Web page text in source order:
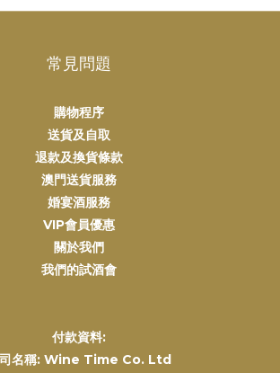
常見問題
購物程序
送貨及自取
退款及換貨條款
澳門送貨服務
婚宴酒服務
VIP會員優惠
關於我們
我們的試酒會
付款資料:
名稱: Wine Time Co. Ltd